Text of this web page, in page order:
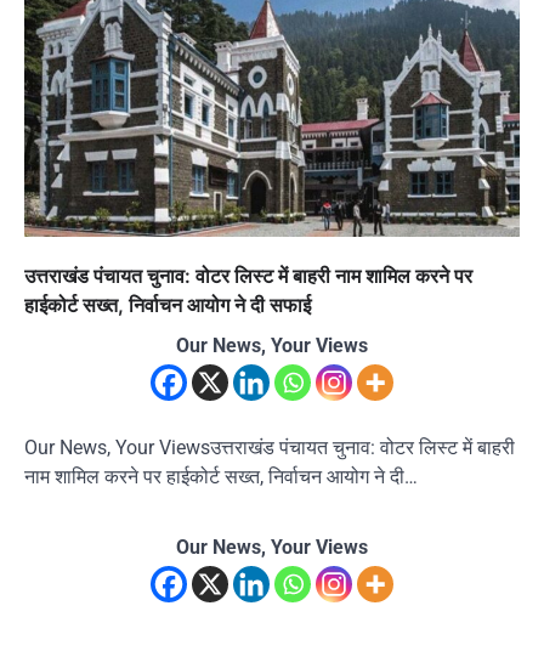
उत्तराखंड पंचायत चुनाव: वोटर लिस्ट में बाहरी नाम शामिल करने पर
हाईकोर्ट सख्त, निर्वाचन आयोग ने दी सफाई
Our News, Your Views
Our News, Your Viewsउत्तराखंड पंचायत चुनाव: वोटर लिस्ट में बाहरी
नाम शामिल करने पर हाईकोर्ट सख्त, निर्वाचन आयोग ने दी…
Our News, Your Views